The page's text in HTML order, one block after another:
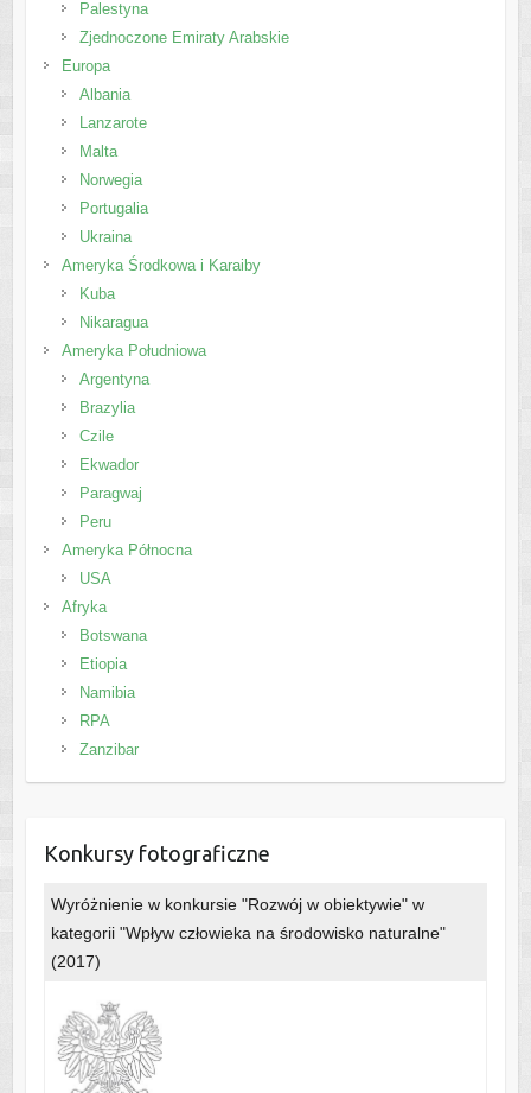
Palestyna
Zjednoczone Emiraty Arabskie
Europa
Albania
Lanzarote
Malta
Norwegia
Portugalia
Ukraina
Ameryka Środkowa i Karaiby
Kuba
Nikaragua
Ameryka Południowa
Argentyna
Brazylia
Czile
Ekwador
Paragwaj
Peru
Ameryka Północna
USA
Afryka
Botswana
Etiopia
Namibia
RPA
Zanzibar
Konkursy fotograficzne
Wyróżnienie w konkursie "Rozwój w obiektywie" w
kategorii "Wpływ człowieka na środowisko naturalne"
(2017)